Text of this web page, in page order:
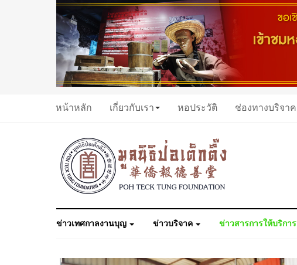
หน้าหลัก เกี่ยวกับเรา หอประวัติ ช่องทางบริจาค
ข่าวเทศกาลงานบุญ ข่าวบริจาค ข่าวสารการให้บริการ